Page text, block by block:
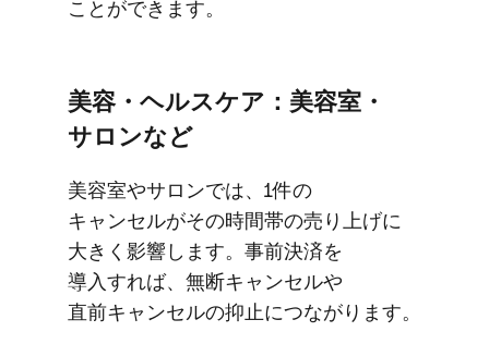
ことができます。
美容・​ヘルスケア：美容室・
サロンなど
美容室や​サロンでは、​1件の​
キャンセルが​その​時間帯の​売り上げに​
大きく​影響します。​事前決済を​
導入すれば、​無断キャンセルや​
直前キャンセルの​抑止に​つながります。